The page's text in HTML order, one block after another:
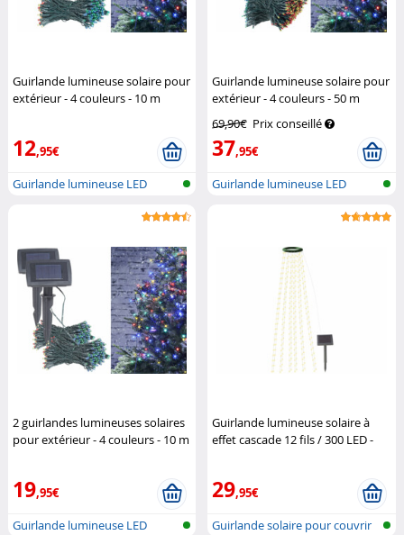
Guirlande lumineuse solaire pour
extérieur - 4 couleurs - 10 m
12,95€
Guirlande lumineuse LED
Guirlande lumineuse solaire pour
extérieur - 4 couleurs - 50 m
69,90€ Prix conseillé
37,95€
Guirlande lumineuse LED
2 guirlandes lumineuses solaires
pour extérieur - 4 couleurs - 10 m
19,95€
Guirlande lumineuse LED
Guirlande lumineuse solaire à
effet cascade 12 fils / 300 LED -
29,95€
Guirlande solaire pour couvrir